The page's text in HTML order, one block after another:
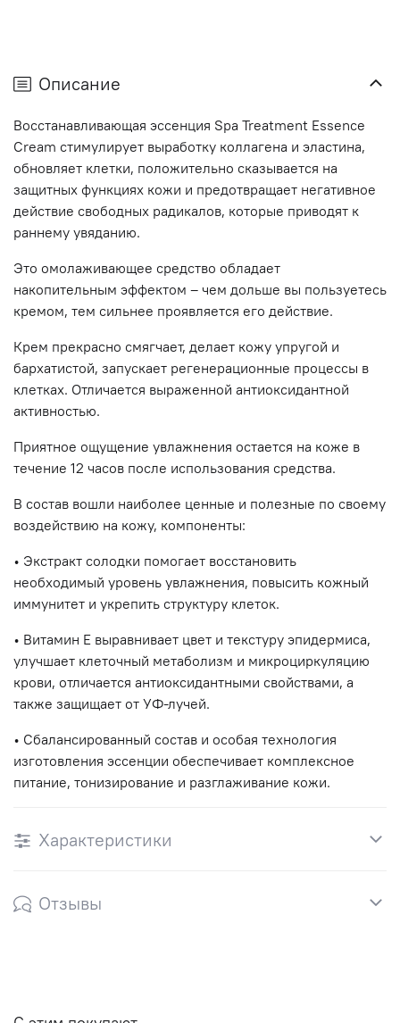
Описание
Восстанавливающая эссенция Spa Treatment Essence
Cream стимулирует выработку коллагена и эластина,
обновляет клетки, положительно сказывается на
защитных функциях кожи и предотвращает негативное
действие свободных радикалов, которые приводят к
раннему увяданию.
Это омолаживающее средство обладает
накопительным эффектом – чем дольше вы пользуетесь
кремом, тем сильнее проявляется его действие.
Крем прекрасно смягчает, делает кожу упругой и
бархатистой, запускает регенерационные процессы в
клетках. Отличается выраженной антиоксидантной
активностью.
Приятное ощущение увлажнения остается на коже в
течение 12 часов после использования средства.
В состав вошли наиболее ценные и полезные по своему
воздействию на кожу, компоненты:
• Экстракт солодки помогает восстановить
необходимый уровень увлажнения, повысить кожный
иммунитет и укрепить структуру клеток.
• Витамин Е выравнивает цвет и текстуру эпидермиса,
улучшает клеточный метаболизм и микроциркуляцию
крови, отличается антиоксидантными свойствами, а
также защищает от УФ-лучей.
• Сбалансированный состав и особая технология
изготовления эссенции обеспечивает комплексное
питание, тонизирование и разглаживание кожи.
Характеристики
Отзывы